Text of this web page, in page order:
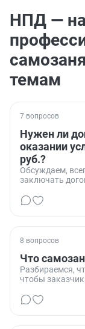
НПД —
темам
7 вопросов
Нужен ли
оказании
руб.?
Обсуждаем,
заключать
8 вопросов
Что
Разбираемся,
чтобы